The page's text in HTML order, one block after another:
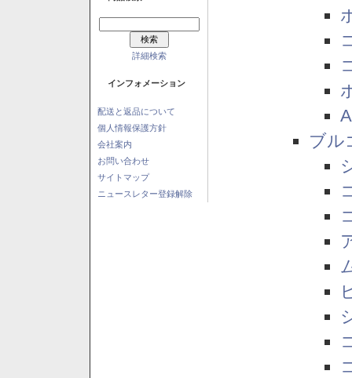
詳細検索
インフォメーション
配送と返品について
個人情報保護方針
会社案内
お問い合わせ
サイトマップ
ニュースレター登録解除
ブル